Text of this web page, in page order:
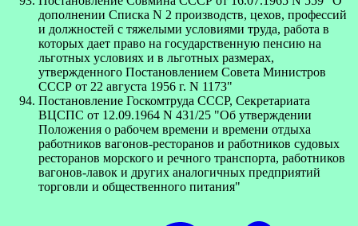
дополнении Списка N 2 производств, цехов, профессий
и должностей с тяжелыми условиями труда, работа в
которых дает право на государственную пенсию на
льготных условиях и в льготных размерах,
утвержденного Постановлением Совета Министров
СССР от 22 августа 1956 г. N 1173"
Постановление Госкомтруда СССР, Секретариата
ВЦСПС от 12.09.1964 N 431/25 "Об утверждении
Положения о рабочем времени и времени отдыха
работников вагонов-ресторанов и работников судовых
ресторанов морского и речного транспорта, работников
вагонов-лавок и других аналогичных предприятий
торговли и общественного питания"